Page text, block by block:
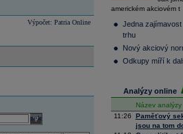
Výpočet: Patria Online
select
Composite
36
XETRA
Tecdax
Performance
index
americkém akciovém t
Jedna
trhu
Nový akciový
Odkupy míří k
Analýzy online
Název analýzy
11:26
Paměťový
jsou na tom